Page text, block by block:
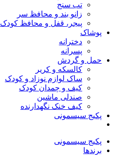
تب‌ سنج
زانو بند و محافظ سر
پیجر، قفل و محافظ کودک
پوشاک
دخترانه
پسرانه
حمل و گردش
کالسکه و کریر
ساک لوازم نوزاد و کودک
کیف و چمدان کودک
صندلی ماشین
کیف خنک نگهدارنده
پکیج سیسمونی
پکیج سیسمونی
برندها